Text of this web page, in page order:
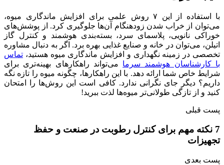
با استفاده از این ۷ روش علمی برای افزایش ماندگاری میوه،
می‌توان از خراب شدن زودهنگام آن‌ها جلوگیری کرد. از پوشش‌های
خوراکی نانویی، پلاسمای سرد، بسته‌بندی هوشمند و کنترل گاز
اتیلن، می‌توان در خانه و صنایع غذایی بهره برد. اگر به دنبال مشاوره
تخصصی در زمینه نگهداری و افزایش ماندگاری میوه هستید، تماس
با کارشناسان هوشمند سرما می‌تواند راهکارهای بهینه‌تری برای
شرایط خاص شما ارائه دهد. با این راهکارها، چگونه میوه را تازه نگه
داریم؟ دیگر جای نگرانی ندارد. کافی است این روش‌ها را امتحان
کنید و از تازگی طولانی‌تر میوه‌ها لذت ببرید!
پست قبلی
7 نکته مهم برای کنترل رطوبت در صنعت و حفظ
تجهیزات
پست بعدی